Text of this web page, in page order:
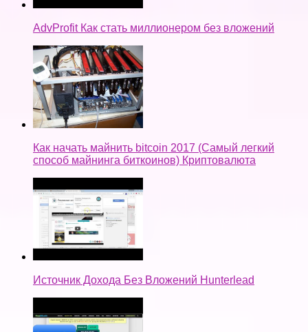
AdvProfit Как стать миллионером без вложений
Как начать майнить bitcoin 2017 (Самый легкий
способ майнинга биткоинов) Криптовалюта
Источник Дохода Без Вложений Hunterlead